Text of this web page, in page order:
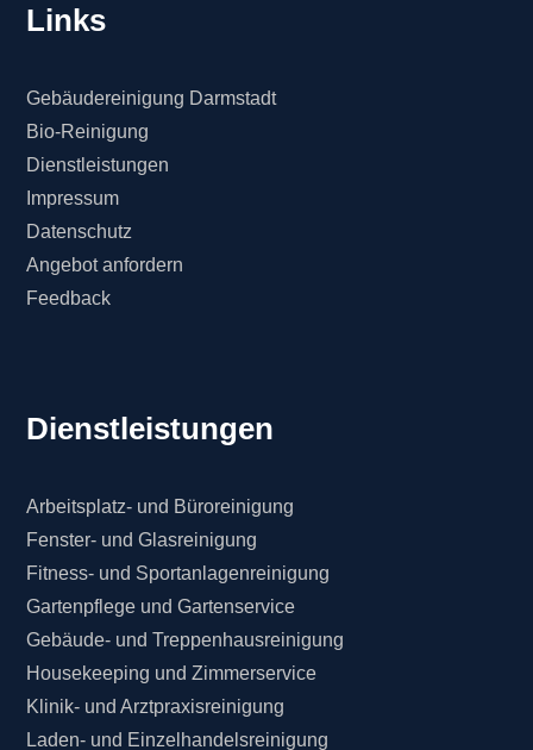
Links
Gebäudereinigung Darmstadt
Bio-Reinigung
Dienstleistungen
Impressum
Datenschutz
Angebot anfordern
Feedback
Dienstleistungen
Arbeitsplatz- und Büroreinigung
Fenster- und Glasreinigung
Fitness- und Sportanlagenreinigung
Gartenpflege und Gartenservice
Gebäude- und Treppenhausreinigung
Housekeeping und Zimmerservice
Klinik- und Arztpraxisreinigung
Laden- und Einzelhandelsreinigung